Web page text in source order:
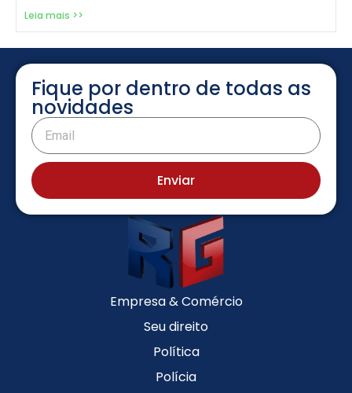
Leia mais >>
Fique por dentro de todas as
novidades
Enviar
Empresa & Comércio
Seu direito
Política
Polícia